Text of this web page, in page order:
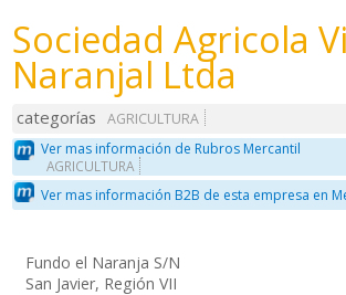
Sociedad Agricola
Naranjal Ltda
categorías
AGRICULTURA
Ver mas información de Rubros Mercantil
AGRICULTURA
Ver mas información B2B de esta empresa en
Fundo el Naranja S/N
San Javier, Región VII